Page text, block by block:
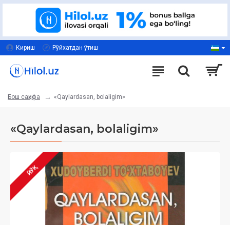
Кириш Рўйхатдан ўтиш
Бош саҳифа «Qaylardasan, bolaligim»
«Qaylardasan, bolaligim»
ЙЎҚ